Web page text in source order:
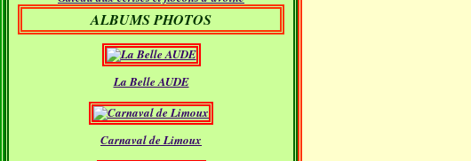
ALBUMS PHOTOS
La Belle AUDE
Carnaval de Limoux